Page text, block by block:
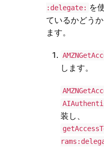
:delegate: を
ているかどう
ます。
します。
装し、